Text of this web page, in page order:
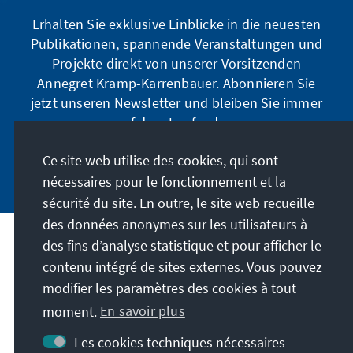
Erhalten Sie exklusive Einblicke in die neuesten
Publikationen, spannende Veranstaltungen und
Projekte direkt von unserer Vorsitzenden
Annegret Kramp-Karrenbauer. Abonnieren Sie
jetzt unseren Newsletter und bleiben Sie immer
auf dem Laufenden.
Jetzt abonnieren
Notre mission
Contact
Autres offres de la fondation
Ce site web utilise des cookies, qui sont
nécessaires pour le fonctionnement et la
sécurité du site. En outre, le site web recueille
des données anonymes sur les utilisateurs à
des fins d’analyse statistique et pour afficher le
contenu intégré de sites externes. Vous pouvez
modifier les paramètres des cookies à tout
moment. En savoir plus
Les cookies techniques nécessaires